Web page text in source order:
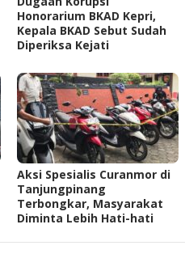
Honorarium BKAD Kepri,
Kepala BKAD Sebut Sudah
Diperiksa Kejati
Aksi Spesialis Curanmor di
Tanjungpinang
Terbongkar, Masyarakat
Diminta Lebih Hati-hati